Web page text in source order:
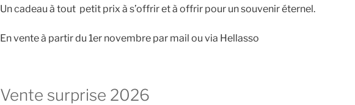
Un cadeau à tout petit prix à s’offrir et à offrir pour un souvenir éternel.
En vente à partir du 1er novembre par mail ou via Hellasso
Vente surprise 2026